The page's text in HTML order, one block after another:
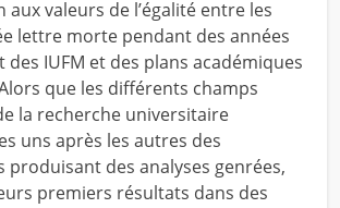
aux valeurs de l’égalité entre les
lettre morte pendant des années
IUFM et des plans académiques
que les différents champs
la recherche universitaire
uns après les autres des
produisant des analyses genrées,
premiers résultats dans des